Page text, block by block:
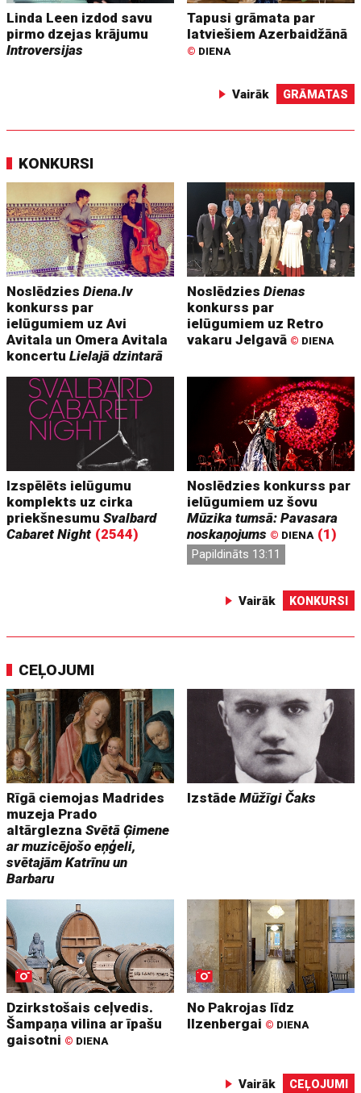
Linda Leen izdod savu
pirmo dzejas krājumu
Introversijas
Tapusi grāmata par
latviešiem Azerbaidžānā
© DIENA
Vairāk GRĀMATAS
KONKURSI
NoslēdziesDiena.lv
konkurss par
ielūgumiem uz Avi
Avitala un Omera Avitala
koncertuLielajā dzintarā
NoslēdziesDienas
konkurss par
ielūgumiem uz Retro
vakaru Jelgavā © DIENA
Izspēlēts ielūgumu
komplekts uz cirka
priekšnesumuSvalbard
Cabaret Night (2544)
Noslēdzies konkurss par
ielūgumiem uz šovu
Mūzika tumsā: Pavasara
noskaņojums © DIENA (1)
Papildināts 13:11
Vairāk KONKURSI
CEĻOJUMI
Rīgā ciemojas Madrides
muzeja Prado
altārgleznaSvētā Ģimene
ar muzicējošo eņģeli,
svētajām Katrīnu un
Barbaru
IzstādeMūžīgi Čaks
Dzirkstošais ceļvedis.
Šampaņa vilina ar īpašu
gaisotni © DIENA
No Pakrojas līdz
Ilzenbergai © DIENA
Vairāk CEĻOJUMI